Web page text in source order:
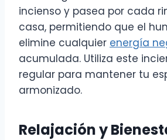
incienso y pasea por cada
casa, permitiendo que el
elimine cualquier energía
acumulada. Utiliza este
regular para mantener tu
armonizado.
Relajación y